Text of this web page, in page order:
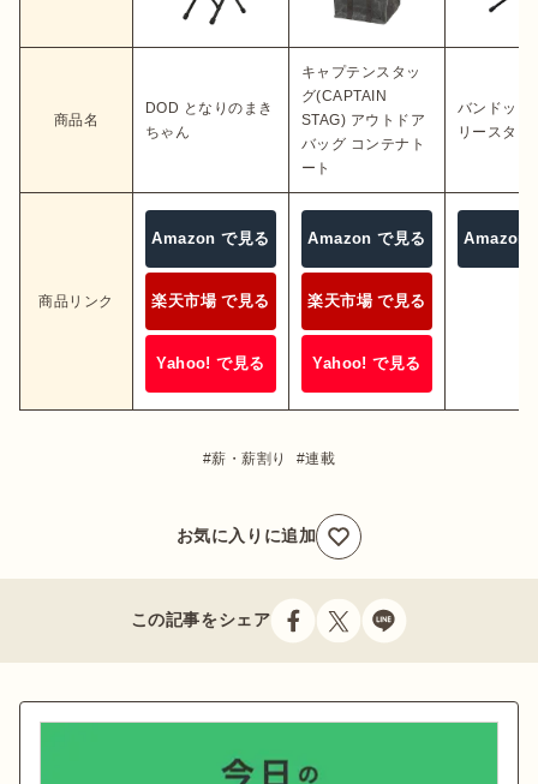
商品名
DOD となりのまき
ちゃん
キャプテンスタッ
グ(CAPTAIN
STAG) アウトドア
バッグ コンテナト
ート
バンドッグ
リースタン
商品リンク
Amazon で見る
楽天市場 で見る
Yahoo! で見る
Amazon で見る
楽天市場 で見る
Yahoo! で見る
Amazon
薪・薪割り 連載
お気に入りに追加
この記事をシェア